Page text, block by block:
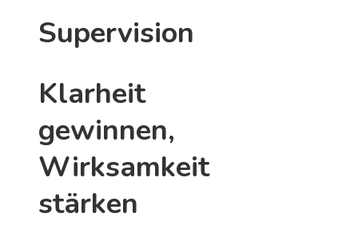
Supervision
Klarheit
gewinnen,
Wirksamkeit
stärken